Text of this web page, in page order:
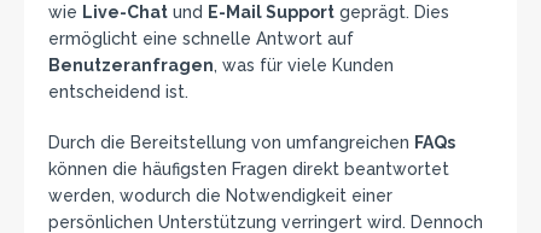
wie Live-Chat und E-Mail Support geprägt. Dies
ermöglicht eine schnelle Antwort auf
Benutzeranfragen, was für viele Kunden
entscheidend ist.
Durch die Bereitstellung von umfangreichen FAQs
können die häufigsten Fragen direkt beantwortet
werden, wodurch die Notwendigkeit einer
persönlichen Unterstützung verringert wird. Dennoch